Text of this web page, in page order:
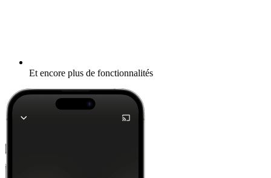
Et encore plus de fonctionnalités